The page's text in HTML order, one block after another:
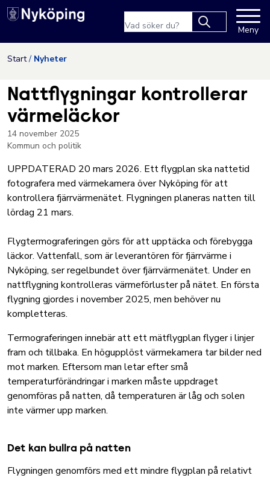
Nyköpings kommuns
Meny
Start Nyheter
Nattflygningar kontrollerar
värmeläckor
14 november 2025
Kommun och politik
UPPDATERAD 20 mars 2026. Ett flygplan ska nattetid
fotografera med värmekamera över Nyköping för att
kontrollera fjärrvärmenätet. Flygningen planeras natten till
lördag 21 mars.
Flygtermograferingen görs för att upptäcka och förebygga
läckor. Vattenfall, som är leverantören för fjärrvärme i
Nyköping, ser regelbundet över fjärrvärmenätet. Under en
nattflygning kontrolleras värmeförluster på nätet. En första
flygning gjordes i november 2025, men behöver nu
kompletteras.
Termograferingen innebär att ett mätflygplan flyger i linjer
fram och tillbaka. En högupplöst värmekamera tar bilder ned
mot marken. Eftersom man letar efter små
temperaturförändringar i marken måste uppdraget
genomföras på natten, då temperaturen är låg och solen
inte värmer upp marken.
Det kan bullra på natten
Flygningen genomförs med ett mindre flygplan på relativt